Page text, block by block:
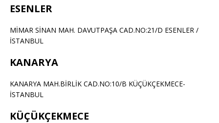
ESENLER
MİMAR SİNAN MAH. DAVUTPAŞA CAD.NO:21/D ESENLER /
İSTANBUL
KANARYA
KANARYA MAH.BİRLİK CAD.NO:10/B KÜÇÜKÇEKMECE-
İSTANBUL
KÜÇÜKÇEKMECE